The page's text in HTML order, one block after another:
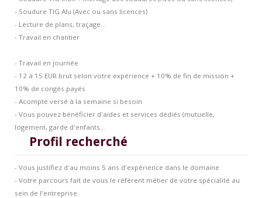
- Soudure TIG Alu (Avec ou sans licences)
- Lecture de plans, traçage...
- Travail en chantier
- Travail en journée
- 12 à 15 EUR brut selon votre expérience + 10% de fin de mission +
10% de congés payés
- Acompte versé à la semaine si besoin
- Vous pouvez bénéficier d'aides et services dédiés (mutuelle,
logement, garde d'enfants...
Profil recherché
- Vous justifiez d'au moins 5 ans d'expérience dans le domaine
- Votre parcours fait de vous le référent métier de votre spécialité au
sein de l'entreprise